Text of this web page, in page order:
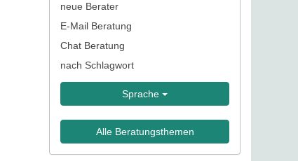
neue Berater
E-Mail Beratung
Chat Beratung
nach Schlagwort
Sprache
Alle Beratungsthemen